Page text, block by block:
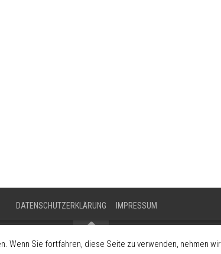
DATENSCHUTZERKLÄRUNG IMPRESSUM
Fahrzeugkultur und
Wenn Sie fortfahren, diese Seite zu verwenden, nehmen